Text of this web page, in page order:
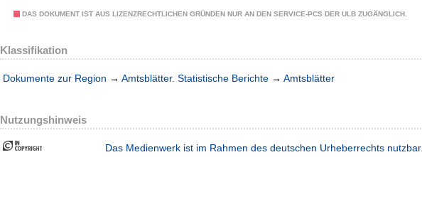
DAS DOKUMENT IST AUS LIZENZRECHTLICHEN GRÜNDEN NUR AN DEN SERVICE-PCS DER ULB ZUGÄNGLICH.
Klassifikation
Dokumente zur Region → Amtsblätter. Statistische Berichte → Amtsblätter
Nutzungshinweis
Das Medienwerk ist im Rahmen des deutschen Urheberrechts nutzbar.